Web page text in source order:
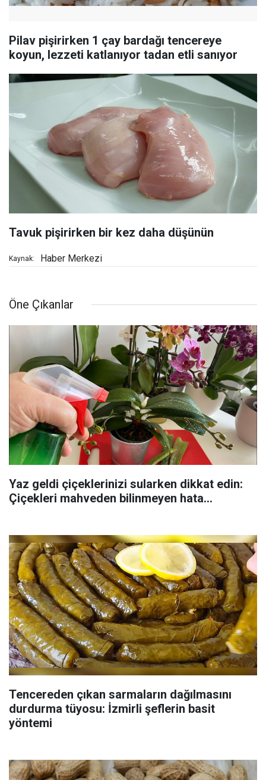
Pilav pişirirken 1 çay bardağı tencereye
koyun, lezzeti katlanıyor tadan etli sanıyor
Tavuk pişirirken bir kez daha düşünün
Kaynak: Haber Merkezi
Öne Çıkanlar
Yaz geldi çiçeklerinizi sularken dikkat edin:
Çiçekleri mahveden bilinmeyen hata...
Tencereden çıkan sarmaların dağılmasını
durdurma tüyosu: İzmirli şeflerin basit
yöntemi